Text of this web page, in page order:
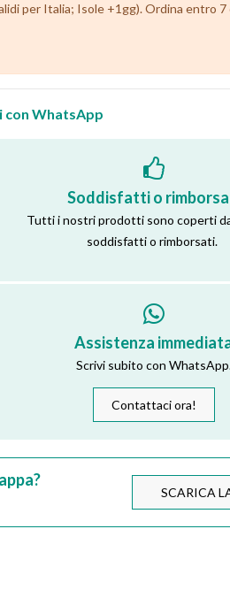
per Italia; Isole +1gg). Ordina entro 7
WhatsApp
Soddisfatti o
Tutti i nostri prodotti sono coperti
soddisfatti o rimborsati.
Assistenza
Scrivi subito con
Contattaci ora!
SCARICA